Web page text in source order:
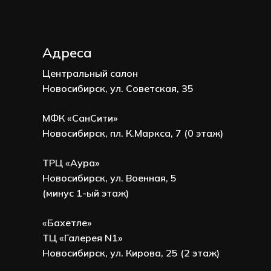
Адреса
Центральный салон
Новосибирск, ул. Советская, 35
МФК «СанСити»
Новосибирск, пл. К.Маркса, 7 (0 этаж)
ТРЦ «Аура»
Новосибирск, ул. Военная, 5
(минус 1-ый этаж)
«Бахетле»
ТЦ «Галерея N1»
Новосибирск, ул. Кирова, 25 (2 этаж)